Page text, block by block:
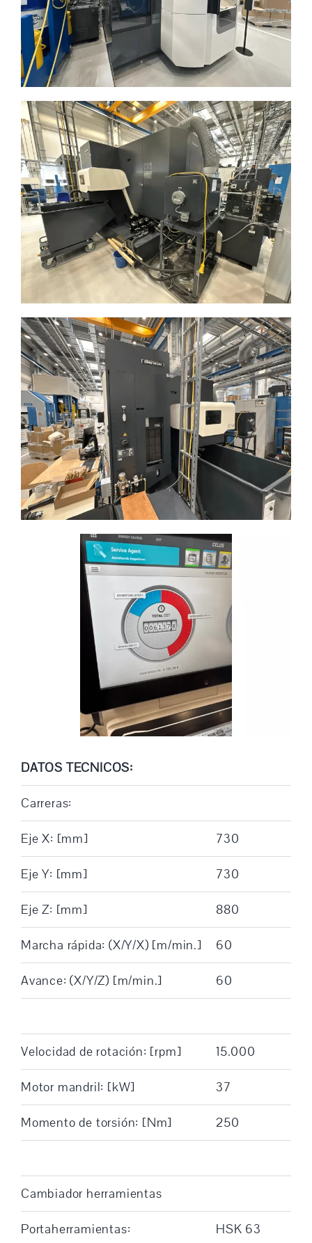
DATOS TECNICOS:
Carreras:
Eje X: [mm] 730
Eje Y: [mm] 730
Eje Z: [mm] 880
Marcha rápida: (X/Y/X) [m/min.] 60
Avance: (X/Y/Z) [m/min.] 60
Velocidad de rotación: [rpm] 15.000
Motor mandril: [kW] 37
Momento de torsión: [Nm] 250
Cambiador herramientas
Portaherramientas: HSK 63